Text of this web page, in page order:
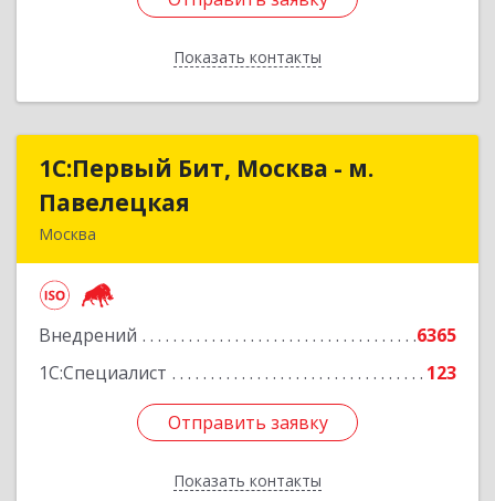
Показать контакты
Назад
1С:Первый Бит, Москва - м.
Павелецкая
Москва
Внедрений
6365
1С:Специалист
123
Отправить заявку
Показать контакты
1С:Первый Бит, Москва - м.
Подробнее
Отправить заявку
Назад